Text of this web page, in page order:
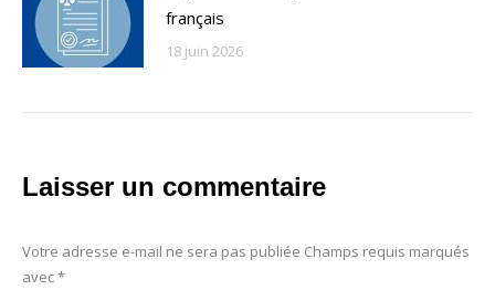
français
18 juin 2026
Laisser un commentaire
Votre adresse e-mail ne sera pas publiée Champs requis marqués
avec*